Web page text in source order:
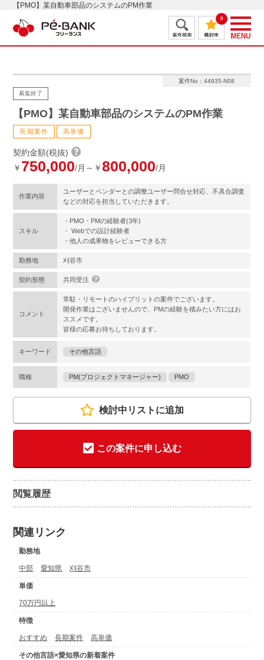
【PMO】某自動車部品のシステムのPM作業
0
案件No：44935-N08
募集終了
【PMO】某自動車部品のシステムのPM作業
長期案件 高単価
契約金額(税抜)
￥ 750,000/月～￥800,000/月
作業内容
ユーザーとベンダーとの調整ユーザー問合せ対応、不具合調査
などの対応を担当していただきます。
スキル
・PMO・PMの経験者(3年)
・ Webでの設計経験者
・他人の成果物をレビューできる方
勤務地 刈谷市
契約形態 共同受注
コメント
常駐・リモートのハイブリットの案件でございます。
開発作業はございませんので、PMの経験を積みたい方にはお
ススメです。
皆様の応募お待ちしております。
キーワード その他言語
職種 PM(プロジェクトマネージャー) PMO
検討中リストに追加
この案件に申し込む
閲覧履歴
関連リンク
勤務地
中部 愛知県 刈谷市
単価
70万円以上
特徴
おすすめ 長期案件 高単価
その他言語×愛知県の新着案件